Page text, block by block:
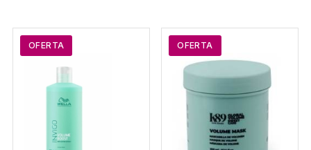
desde
15,00€.12,00€.
OFERTA OFERTA